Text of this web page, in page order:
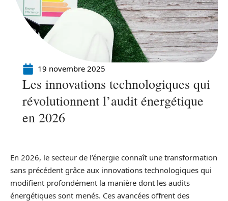
19 novembre 2025
Les innovations technologiques qui
révolutionnent l’audit énergétique
en 2026
En 2026, le secteur de l’énergie connaît une transformation
sans précédent grâce aux innovations technologiques qui
modifient profondément la manière dont les audits
énergétiques sont menés. Ces avancées offrent des